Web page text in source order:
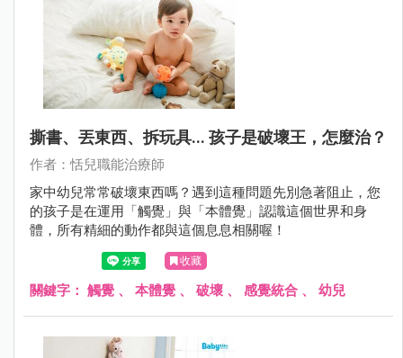
撕書、丟東西、拆玩具... 孩子是破壞王，怎麼治？
作者：恬兒職能治療師
家中幼兒常常破壞東西嗎？遇到這種問題先別急著阻止，您
的孩子是在運用「觸覺」與「本體覺」認識這個世界和身
體，所有精細的動作都與這個息息相關喔！
收藏
關鍵字： 觸覺 、 本體覺 、 破壞 、 感覺統合 、 幼兒